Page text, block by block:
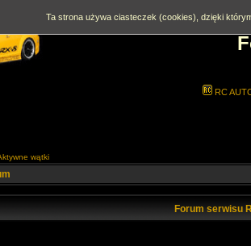
RC
wątki
Forum serwisu
Ta strona używa ciasteczek (cookies), dzięki